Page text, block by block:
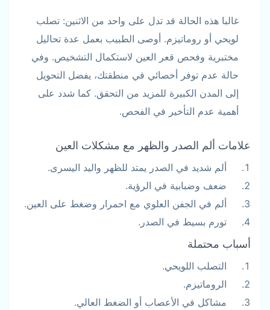
غالبا هذه الحالة قد تدل على واحد من الاثنين: تصلب
لويحي أو روماتيزم. أوصى الطبيب بعمل عدة تحاليل
مختبرية وفحص قعر العين لاستكمال التشخيص. وفي
حالة عدم توفر أخصائي في منطقتك، يفضل التحويل
إلى المدن الكبيرة للمزيد من التحقق. كما شدد على
أهمية عدم التأخير في الفحص.
علامات ألم الصدر والظهر مع مشكلات العين
ألم شديد في الصدر يمتد للظهر واليد اليسرى.
ضعف وضبابية في الرؤية.
ألم في الجفن العلوي مع احمرار وضغط على العين.
تورم بسيط في الصدر.
أسباب محتملة
التصلب اللويحي.
الروماتيزم.
مشاكل في الأعصاب أو الضغط العالي.